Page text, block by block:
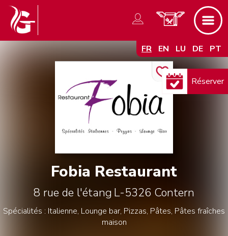
FR EN LU DE PT
Fobia Restaurant
8 rue de l'étang L-5326 Contern
Spécialités : Italienne, Lounge bar, Pizzas, Pâtes, Pâtes fraîches
maison
Réserver